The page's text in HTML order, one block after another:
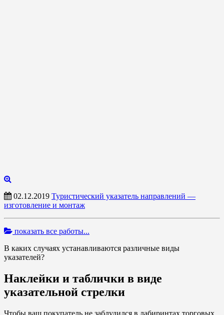
02.12.2019 Туристический указатель направлений —
изготовление и монтаж
показать все работы...
В каких случаях устанавливаются различные виды
указателей?
Наклейки и таблички в виде
указательной стрелки
Чтобы ваш покупатель не заблудился в лабиринтах торговых